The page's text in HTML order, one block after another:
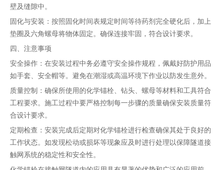
壁及缝隙中。
固化与安装：按照固化时间表规定时间等待药剂完全硬化后，加上
垫圈及六角螺母将物体固定。确保连接牢固，符合设计要求。
四、注意事项
安全操作：在安装过程中务必遵守安全操作规程，佩戴好防护用品
如手套、安全帽等。避免在潮湿或高温环境下作业以防发生意外。
质量控制：确保所使用的化学锚栓、钻头、螺母等材料和工具符合
工程要求。施工过程中要严格控制每一步骤的质量确保安装质量符
合设计要求。
定期检查：安装完成后定期对化学锚栓进行检查确保其处于良好的
工作状态。如发现松动或损坏等现象应及时进行处理以保障隧道接
触网系统的稳定性和安全性。